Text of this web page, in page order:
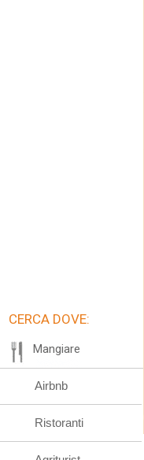
CERCA DOVE:
Mangiare
Airbnb
Ristoranti